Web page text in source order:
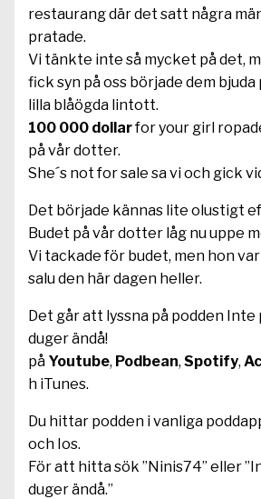
restaurang där det satt några
pratade.
Vi tänkte inte så mycket på det,
fick syn på oss började dem
lilla blåögda lintott.
100 000 dollarfor your girl
på vår dotter.
She´s not for sale sa vi och gick
Det började kännas lite olustigt
Budet på vår dotter låg nu uppe
Vi tackade för budet, men hon
salu den här dagen heller.
Det går att lyssna på podden
duger ändå!
på Youtube, Podbean, Spotify,
h iTunes.
Du hittar podden i vanliga
och Ios.
För att hitta sök ”Ninis74” eller
duger ändå.”